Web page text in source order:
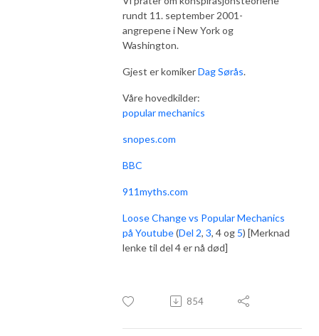
rundt 11. september 2001-
angrepene i New York og
Washington.
Gjest er komikerDag Sørås.
Våre hovedkilder:
popular mechanics
snopes.com
BBC
911myths.com
Loose Change vs Popular Mechanics
på Youtube(Del 2, 3, 4 og 5) [Merknad
lenke til del 4 er nå død]
854